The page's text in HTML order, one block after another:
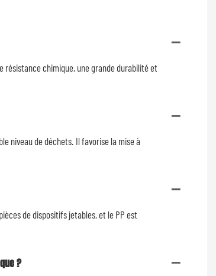
résistance chimique, une grande durabilité et
niveau de déchets. Il favorise la mise à
de dispositifs jetables, et le PP est
?